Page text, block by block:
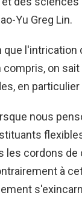
Yu Greg Lin.
que
compris, on
en
nous
les cordons de
à